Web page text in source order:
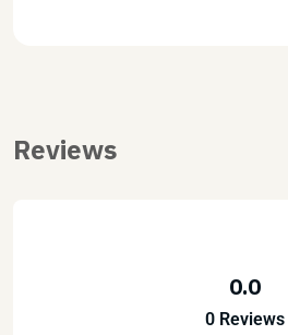
Reviews
0.0
0 Reviews